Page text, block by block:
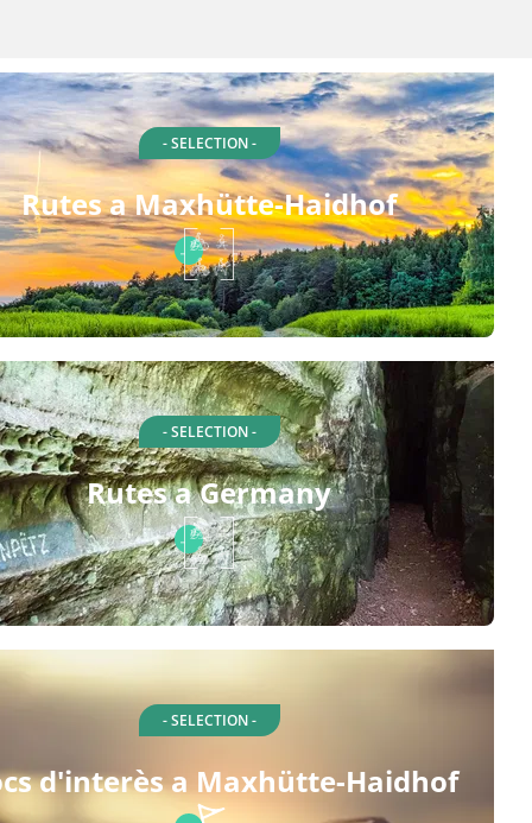
- SELECTION -
Rutes a Maxhütte-Haidhof
- SELECTION -
Rutes a Germany
- SELECTION -
d'interès a Maxhütte-Haidhof